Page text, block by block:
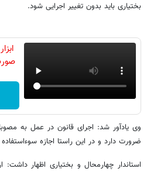
بختیاری باید بدون تغییر اجرایی شود.
وی یادآور شد: اجرای قانون در عمل به
ضرورت دارد و در این راستا اجازه
استاندار چهارمحال و بختیاری اظهار داشت: